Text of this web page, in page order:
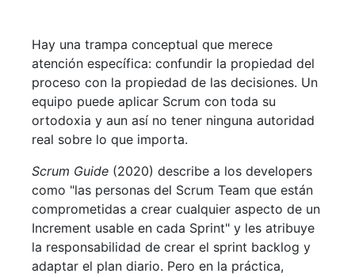
Hay una trampa conceptual que merece
atención específica: confundir la propiedad del
proceso con la propiedad de las decisiones. Un
equipo puede aplicar Scrum con toda su
ortodoxia y aun así no tener ninguna autoridad
real sobre lo que importa.
Scrum Guide (2020) describe a los developers
como "las personas del Scrum Team que están
comprometidas a crear cualquier aspecto de un
Increment usable en cada Sprint" y les atribuye
la responsabilidad de crear el sprint backlog y
adaptar el plan diario. Pero en la práctica,